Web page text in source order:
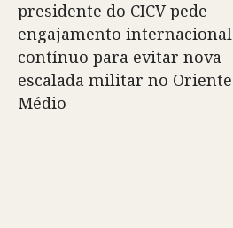
presidente do CICV pede
engajamento internacional
contínuo para evitar nova
escalada militar no Oriente
Médio